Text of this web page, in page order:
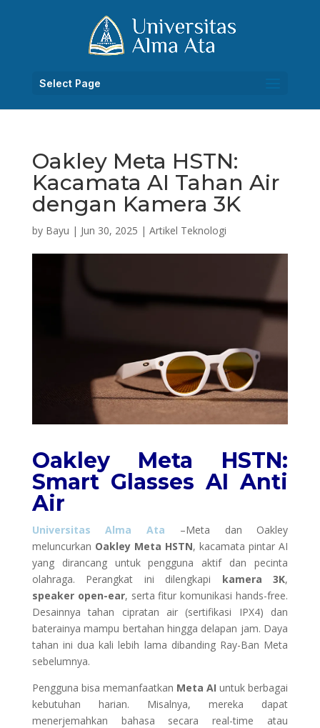
Select Page
Oakley Meta HSTN:
Kacamata AI Tahan Air
dengan Kamera 3K
by Bayu | Jun 30, 2025 | Artikel Teknologi
Oakley Meta HSTN:
Smart Glasses AI Anti
Air
Universitas Alma Ata –Meta dan Oakley
meluncurkan Oakley Meta HSTN, kacamata pintar AI
yang dirancang untuk pengguna aktif dan pecinta
olahraga. Perangkat ini dilengkapi kamera 3K,
speaker open-ear, serta fitur komunikasi hands-free.
Desainnya tahan cipratan air (sertifikasi IPX4) dan
baterainya mampu bertahan hingga delapan jam. Daya
tahan ini dua kali lebih lama dibanding Ray-Ban Meta
sebelumnya.
Pengguna bisa memanfaatkan Meta AI untuk berbagai
kebutuhan harian. Misalnya, mereka dapat
menerjemahkan bahasa secara real-time atau